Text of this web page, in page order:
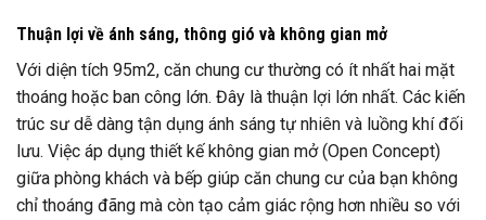
Thuận lợi về ánh sáng, thông gió và không gian mở
Với diện tích 95m2, căn chung cư thường có ít nhất hai mặt
thoáng hoặc ban công lớn. Đây là thuận lợi lớn nhất. Các kiến
trúc sư dễ dàng tận dụng ánh sáng tự nhiên và luồng khí đối
lưu. Việc áp dụng thiết kế không gian mở (Open Concept)
giữa phòng khách và bếp giúp căn chung cư của bạn không
chỉ thoáng đãng mà còn tạo cảm giác rộng hơn nhiều so với